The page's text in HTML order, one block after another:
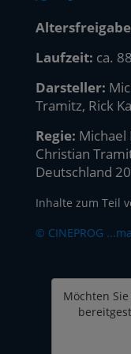
Laufzeit: ca.
Darsteller:
Tramitz, Rick
Regie: Michael
Christian
Deutschland
Inhalte zum Teil
© CINEPROG
Möchten Sie